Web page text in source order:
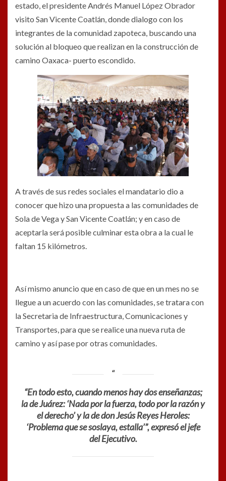
estado, el presidente Andrés Manuel López Obrador
visito San Vicente Coatlán, donde dialogo con los
integrantes de la comunidad zapoteca, buscando una
solución al bloqueo que realizan en la construcción de
camino Oaxaca- puerto escondido.
A través de sus redes sociales el mandatario dio a
conocer que hizo una propuesta a las comunidades de
Sola de Vega y San Vicente Coatlán; y en caso de
aceptarla será posible culminar esta obra a la cual le
faltan 15 kilómetros.
Así mismo anuncio que en caso de que en un mes no se
llegue a un acuerdo con las comunidades, se tratara con
la Secretaria de Infraestructura, Comunicaciones y
Transportes, para que se realice una nueva ruta de
camino y así pase por otras comunidades.
“En todo esto, cuando menos hay dos enseñanzas;
la de Juárez: ‘Nada por la fuerza, todo por la razón y
el derecho’ y la de don Jesús Reyes Heroles:
‘Problema que se soslaya, estalla’”, expresó el jefe
del Ejecutivo.